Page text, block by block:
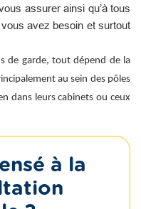
assurer ainsi qu’à tous
avez besoin et surtout
de garde, tout dépend de la
au sein des pôles
dans leurs cabinets ou ceux
à la